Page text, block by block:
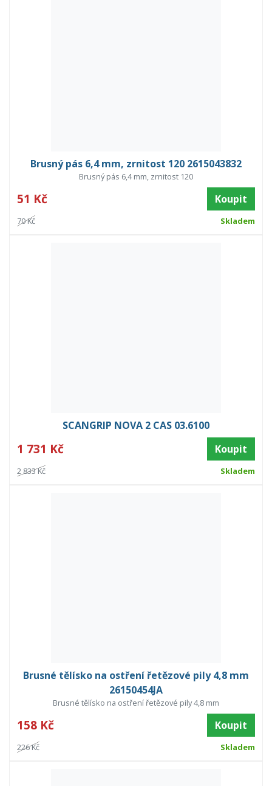
Brusný pás 6,4 mm, zrnitost 120 2615043832
Brusný pás 6,4 mm, zrnitost 120
51 Kč Koupit
70 Kč Skladem
SCANGRIP NOVA 2 CAS 03.6100
1 731 Kč Koupit
2 833 Kč Skladem
Brusné tělísko na ostření řetězové pily 4,8 mm
26150454JA
Brusné tělísko na ostření řetězové pily 4,8 mm
158 Kč Koupit
226 Kč Skladem